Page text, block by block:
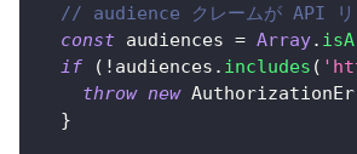
// audience クレームが API リソ
const audiences = Array.
if
( ! audiences . includes (
throw new
}